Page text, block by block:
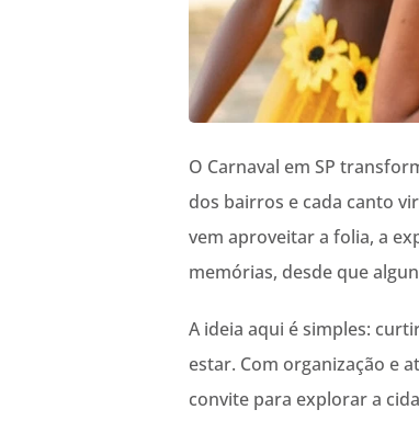
O Carnaval em SP
dos bairros e cada canto
vem aproveitar a folia, a
memórias, desde que
A ideia aqui é simples:
estar. Com organização e
convite para explorar a